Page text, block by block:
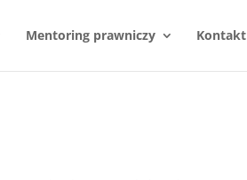
Mentoring prawniczy Kontakt